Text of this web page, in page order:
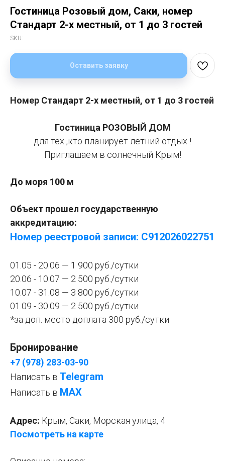
Гостиница Розовый дом, Саки, номер
Стандарт 2-х местный, от 1 до 3 гостей
SKU:
Оставить заявку
Номер Стандарт 2-х местный, от 1 до 3 гостей
Гостиница РОЗОВЫЙ ДОМ
для тех ,кто планирует летний отдых !
Приглашаем в солнечный Крым!
До моря 100 м
Объект прошел государственную
аккредитацию:
Номер реестровой записи: С912026022751
01.05 - 20.06 — 1 900 руб./сутки
20.06 - 10.07 — 2 500 руб./сутки
10.07 - 31.08 — 3 800 руб./сутки
01.09 - 30.09 — 2 500 руб./сутки
*за доп. место доплата 300 руб./сутки
Бронирование
+7 (978) 283-03-90
Написать в Telegram
Написать в МАХ
Адрес: Крым, Саки, Морская улица, 4
Посмотреть на карте